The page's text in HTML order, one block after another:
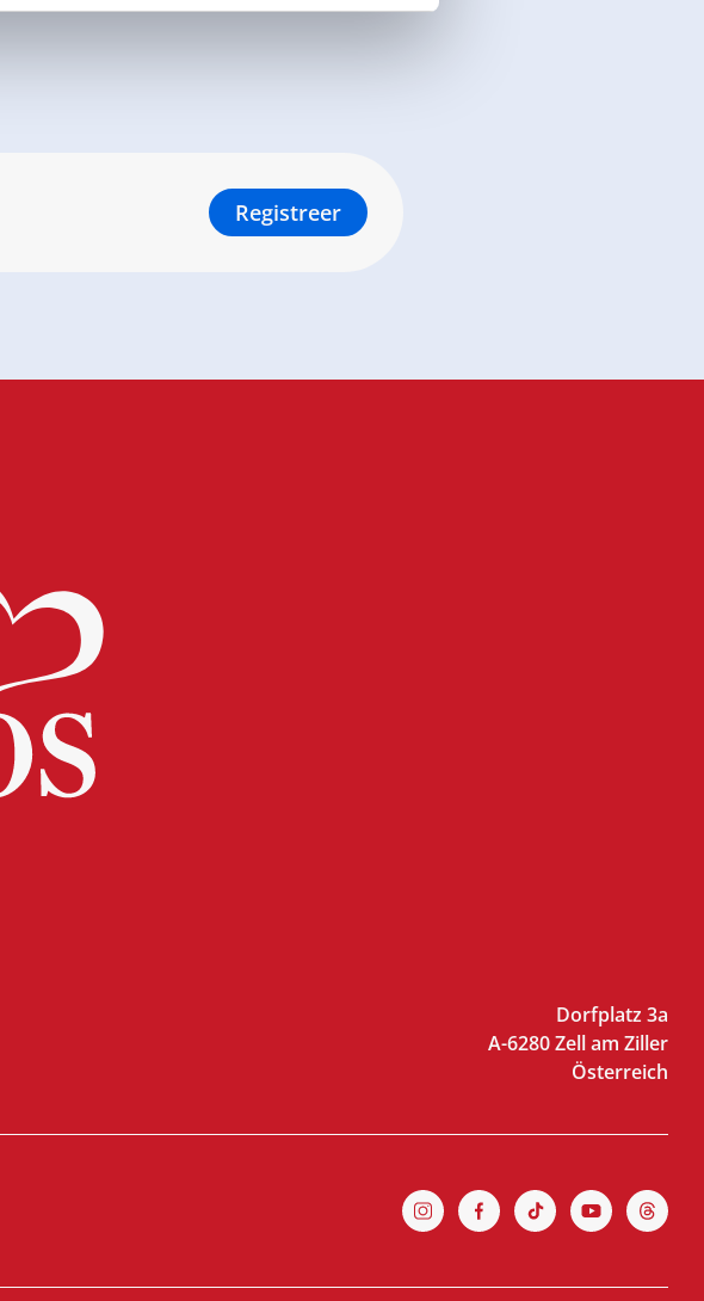
Registreer
Dorfplatz 3a
A-6280 Zell am Ziller
Österreich